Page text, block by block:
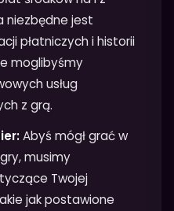
niezbędne jest
płatniczych i historii
moglibyśmy
usług
z grą.
Abyś mógł grać w
musimy
Twojej
jak postawione